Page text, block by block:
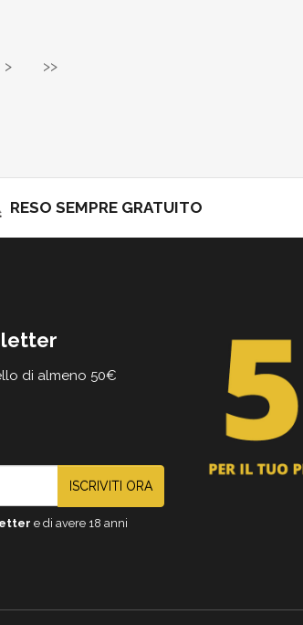
> >>
RESO SEMPRE GRATUITO
di almeno 50€
ISCRIVITI ORA
e di avere 18 anni